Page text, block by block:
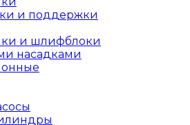
и поддержки
и шлифблоки
насадками